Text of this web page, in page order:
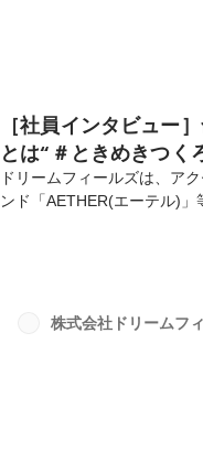
［社員インタビュー
とは“＃ときめきつく
ドリームフィールズは、ア
ンド「AETHER(エーテル)」
拡大を受けて2020年度より
社を決めたのかを、お話を
株式会社ドリームフ